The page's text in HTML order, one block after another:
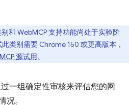
和 WebMCP 支持功能尚处于实验阶
类别需要 Chrome 150 或更高版本，
源试用。
一组确定性审核来评估您的网
况。